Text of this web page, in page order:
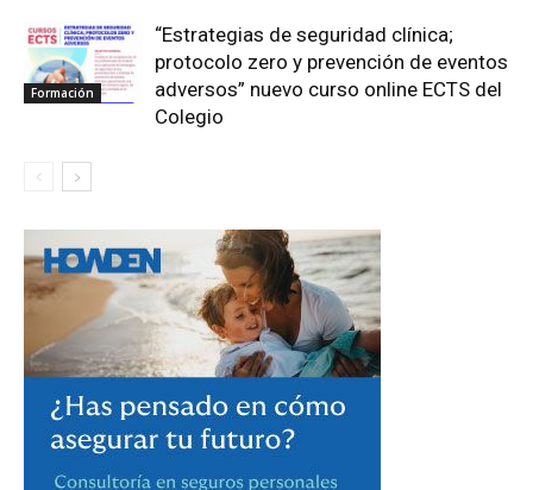
Formación
“Estrategias de seguridad clínica;
protocolo zero y prevención de eventos
adversos” nuevo curso online ECTS del
Colegio